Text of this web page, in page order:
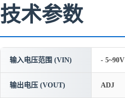
技术参数
输入电压范围 (VIN) - 5~90V
输出电压 (VOUT) ADJ